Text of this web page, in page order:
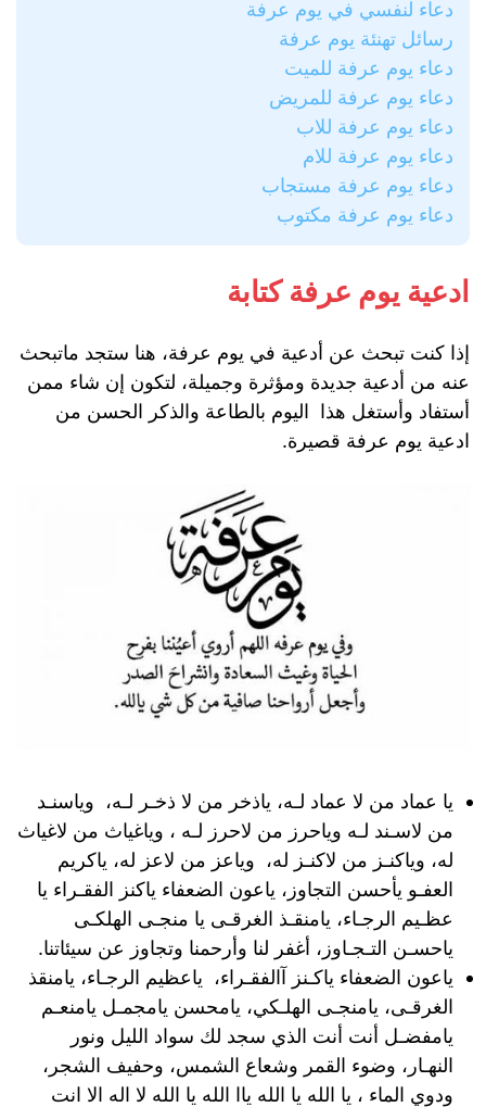
دعاء لنفسي في يوم عرفة
رسائل تهنئة يوم عرفة
دعاء يوم عرفة للميت
دعاء يوم عرفة للمريض
دعاء يوم عرفة للاب
دعاء يوم عرفة للام
دعاء يوم عرفة مستجاب
دعاء يوم عرفة مكتوب
ادعية يوم عرفة كتابة
إذا كنت تبحث عن أدعية في يوم عرفة، هنا ستجد ماتبحث
عنه من أدعية جديدة ومؤثرة وجميلة، لتكون إن شاء ممن
أستفاد وأستغل هذا اليوم بالطاعة والذكر الحسن من
ادعية يوم عرفة قصيرة.
يا عماد من لا عماد لـه، ياذخر من لا ذخـر لـه، وياسنـد
من لاسـند لـه وياحرز من لاحرز لـه ، وياغياث من لاغياث
له، وياكنـز من لاكنـز له، وياعز من لاعز له، ياكريم
العفـو يأحسن التجاوز، ياعون الضعفاء ياكنز الفقـراء يا
عظـيم الرجـاء، يامنقـذ الغرقـى يا منجـى الهلكـى
ياحسـن التـجـاوز، أغفر لنا وأرحمنا وتجاوز عن سيئاتنا.
ياعون الضعفاء ياكـنز آالفقـراء، ياعظيم الرجـاء، يامنقذ
الغرقـى، يامنجـى الهلـكي، يامحسن يامجمـل يامنعـم
يامفضـل أنت أنت الذي سجد لك سواد الليل ونور
النهـار، وضوء القمر وشعاع الشمس، وحفيف الشجر،
ودوي الماء ، يا الله يا الله ياا الله يا الله لا اله الا انت